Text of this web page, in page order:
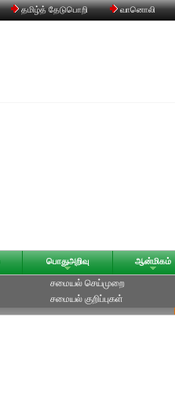
தமிழ்த் தேடுபொறி வானொலி
பொதுஅறிவு ஆன்மிகம்
சமையல் செய்முறை
சமையல் குறிப்புகள்